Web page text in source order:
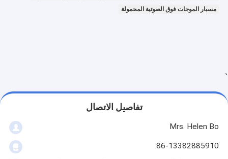
مسبار الموجات فوق الصوتية المحمولة
`
تفاصيل الاتصال
Mrs. Helen Bo
86-13382885910